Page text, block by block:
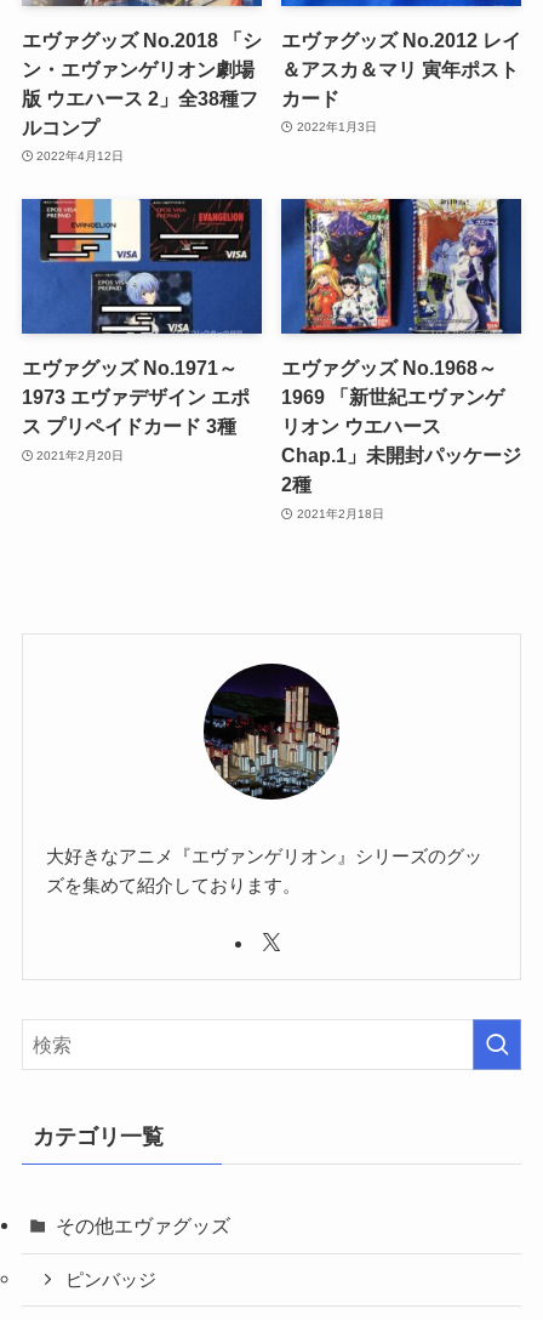
エヴァグッズ No.2018 「シ
ン・エヴァンゲリオン劇場
版 ウエハース 2」全38種フ
ルコンプ
2022年4月12日
エヴァグッズ No.2012 レイ
＆アスカ＆マリ 寅年ポスト
カード
2022年1月3日
エヴァグッズ No.1971～
1973 エヴァデザイン エポ
ス プリペイドカード 3種
2021年2月20日
エヴァグッズ No.1968～
1969 「新世紀エヴァンゲ
リオン ウエハース
Chap.1」未開封パッケージ
2種
2021年2月18日
大好きなアニメ『エヴァンゲリオン』シリーズのグッ
ズを集めて紹介しております。
カテゴリ一覧
その他エヴァグッズ
ピンバッジ